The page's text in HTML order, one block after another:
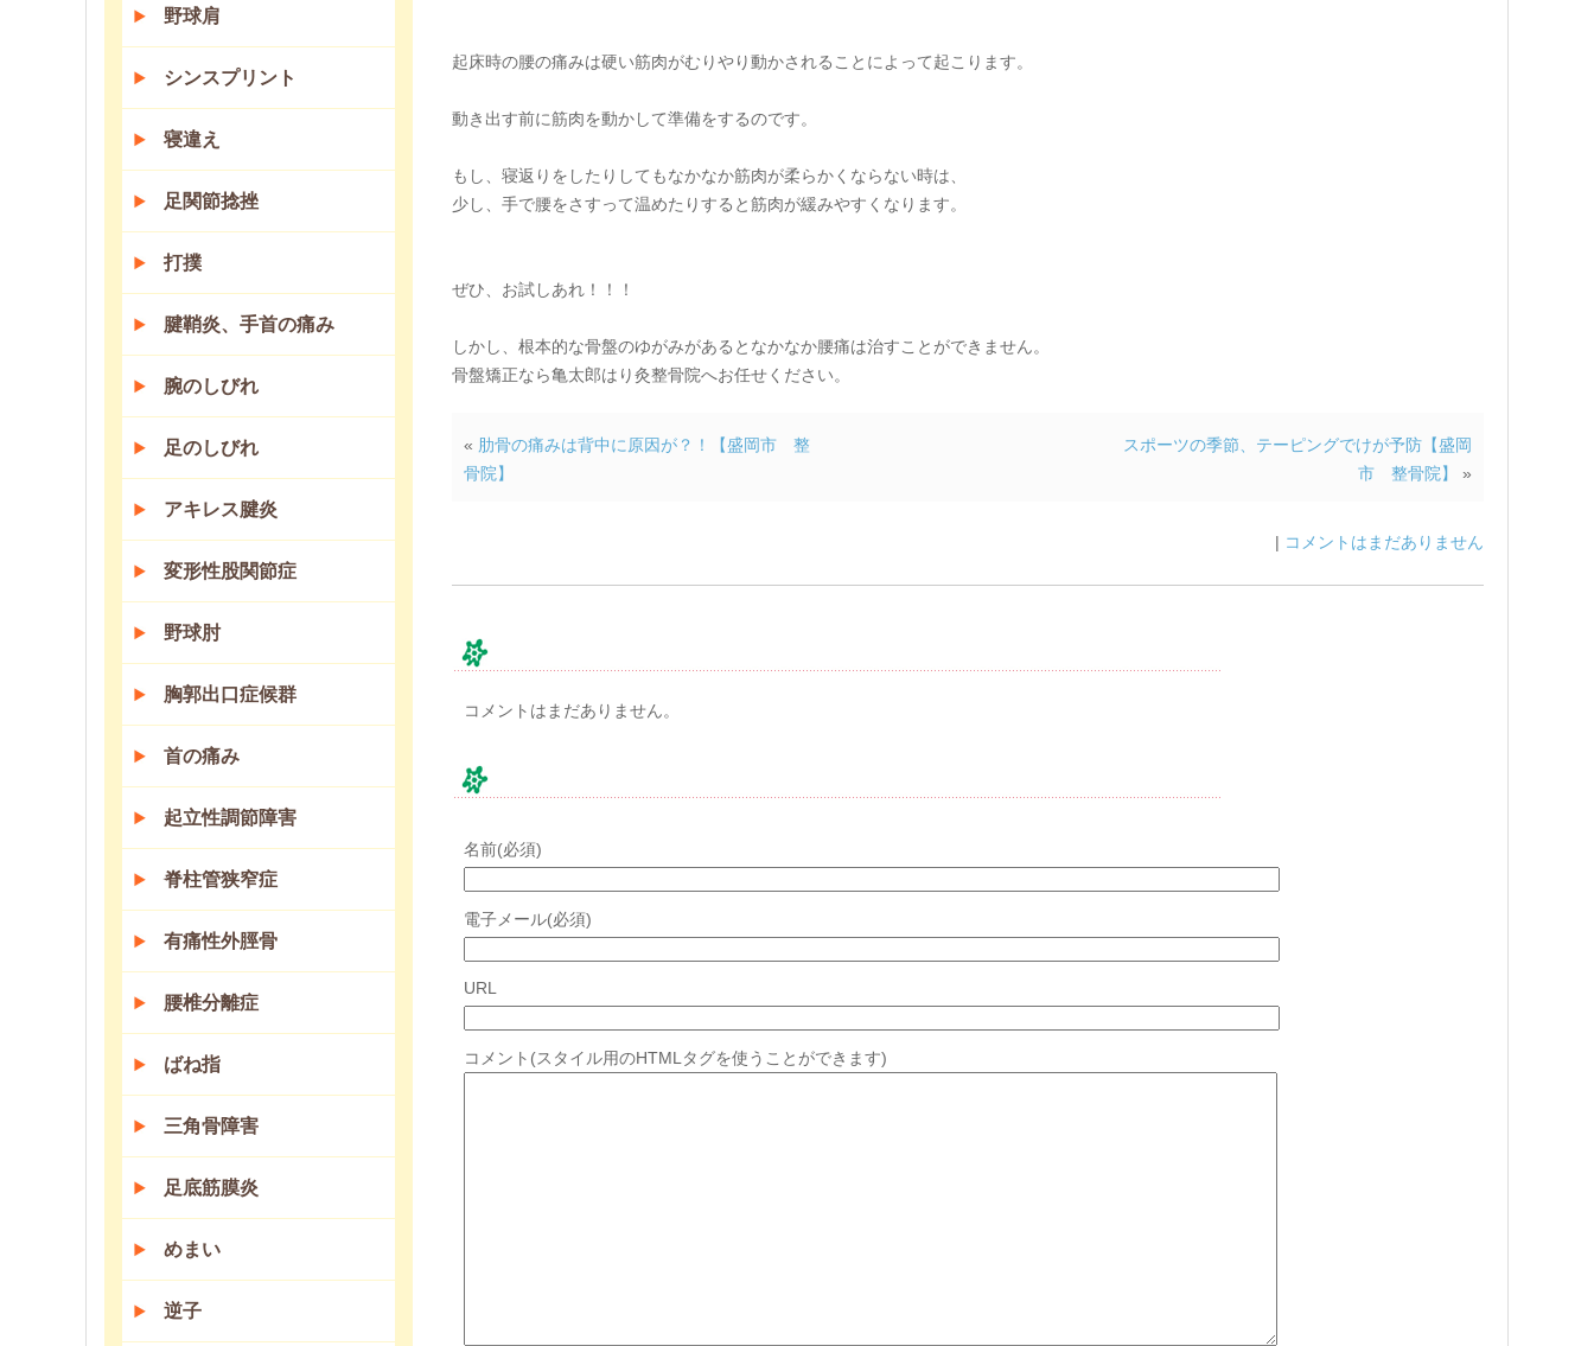
起床時の腰の痛みは硬い筋肉がむりやり動かされることによって起こります。
動き出す前に筋肉を動かして準備をするのです。
もし、寝返りをしたりしてもなかなか筋肉が柔らかくならない時は、
少し、手で腰をさすって温めたりすると筋肉が緩みやすくなります。
ぜひ、お試しあれ！！！
しかし、根本的な骨盤のゆがみがあるとなかなか腰痛は治すことができません。
骨盤矯正なら亀太郎はり灸整骨院へお任せください。
スポーツの季節、テーピングでけが予防【盛岡
市 整骨院】
»
« 肋骨の痛みは背中に原因が？！【盛岡市 整
骨院】
| コメントはまだありません
コメントはまだありません。
名前(必須)
電子メール(必須)
URL
コメント(スタイル用のHTMLタグを使うことができます)
野球肩
シンスプリント
寝違え
足関節捻挫
打撲
腱鞘炎、手首の痛み
腕のしびれ
足のしびれ
アキレス腱炎
変形性股関節症
野球肘
胸郭出口症候群
首の痛み
起立性調節障害
脊柱管狭窄症
有痛性外脛骨
腰椎分離症
ばね指
三角骨障害
足底筋膜炎
めまい
逆子